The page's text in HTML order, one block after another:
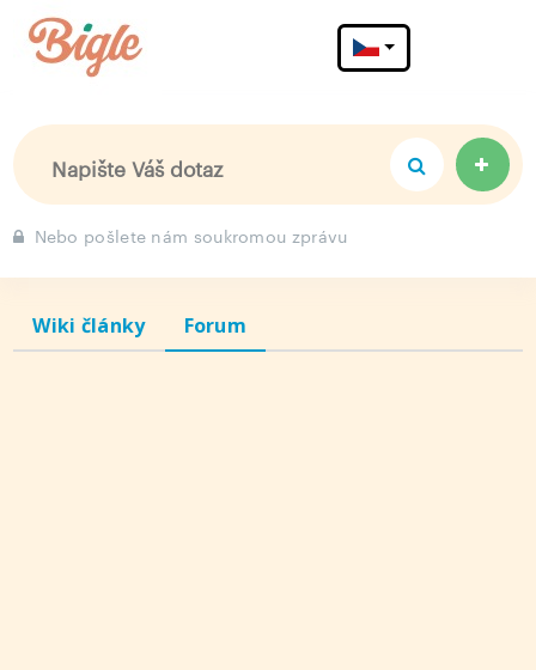
Nebo pošlete nám soukromou zprávu
Wiki články Forum